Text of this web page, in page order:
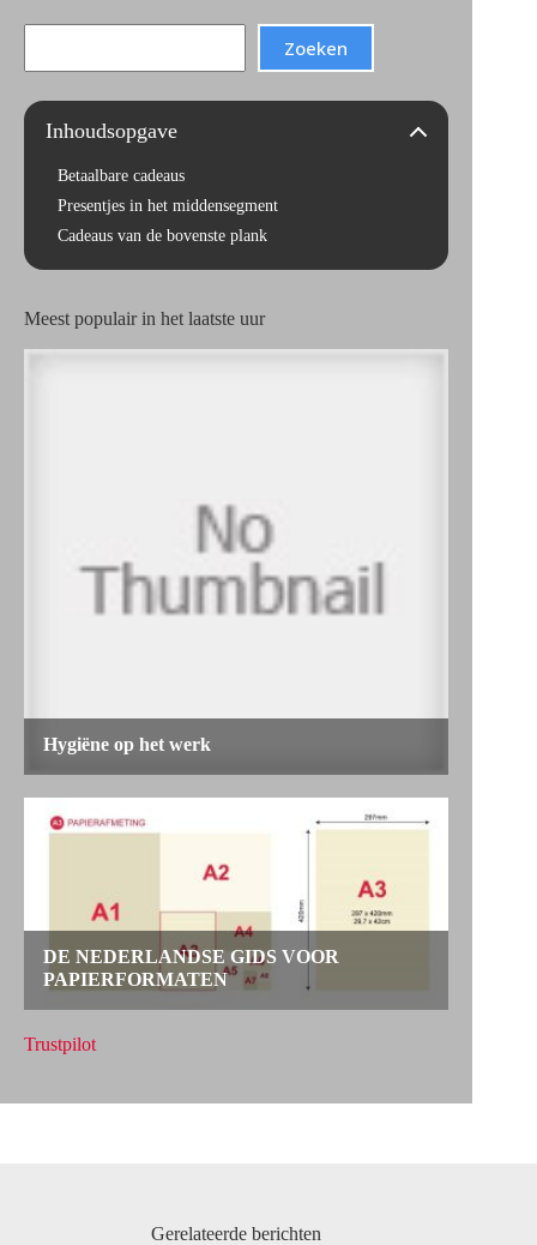
Zoeken
Inhoudsopgave
Betaalbare cadeaus
Presentjes in het middensegment
Cadeaus van de bovenste plank
Meest populair in het laatste uur
Trustpilot
Gerelateerde berichten